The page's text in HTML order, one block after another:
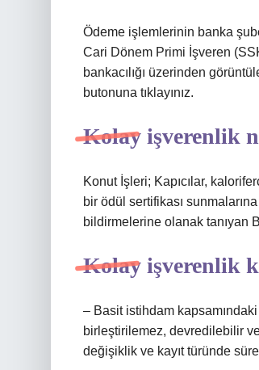
Ödeme işlemlerinin banka
Cari Dönem Primi İşveren
bankacılığı üzerinden
butonuna tıklayınız.
Kolay işverenlik
Konut İşleri; Kapıcılar,
bir ödül sertifikası
bildirmelerine olanak tanıyan
Kolay işverenlik
– Basit istihdam
birleştirilemez, devredilebilir
değişiklik ve kayıt türünde